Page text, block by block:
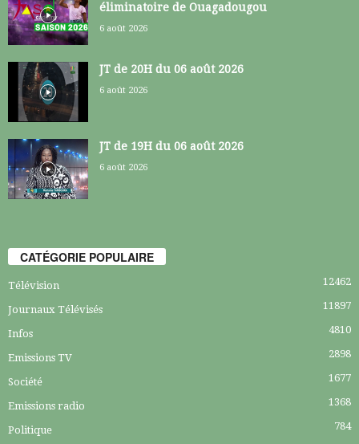
éliminatoire de Ouagadougou
6 août 2026
JT de 20H du 06 août 2026
6 août 2026
JT de 19H du 06 août 2026
6 août 2026
CATÉGORIE POPULAIRE
Télévision 12462
Journaux Télévisés 11897
Infos 4810
Emissions TV 2898
Société 1677
Emissions radio 1368
Politique 784